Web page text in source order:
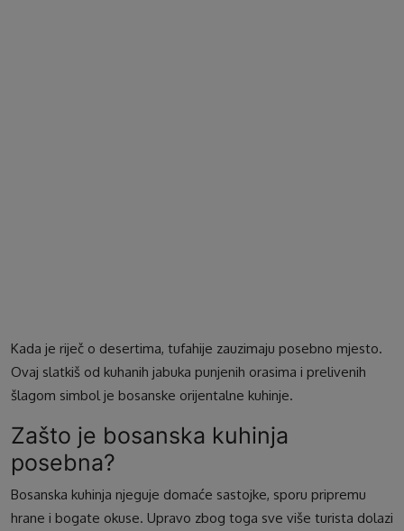
Kada je riječ o desertima, tufahije zauzimaju posebno mjesto.
Ovaj slatkiš od kuhanih jabuka punjenih orasima i prelivenih
šlagom simbol je bosanske orijentalne kuhinje.
Zašto je bosanska kuhinja
posebna?
Bosanska kuhinja njeguje domaće sastojke, sporu pripremu
hrane i bogate okuse. Upravo zbog toga sve više turista dolazi